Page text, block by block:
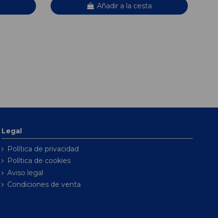
Añadir a la cesta
Legal
Política de privacidad
Política de cookies
Aviso legal
Condiciones de venta